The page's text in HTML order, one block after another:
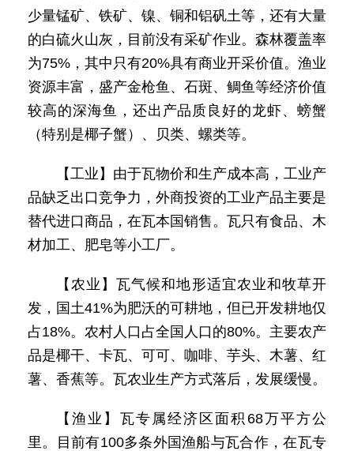
少量锰矿、铁矿、镍、铜和铝矾土等，还有大量
的白硫火山灰，目前没有采矿作业。森林覆盖率
为75%，其中只有20%具有商业开采价值。渔业
资源丰富，盛产金枪鱼、石斑、鲷鱼等经济价值
较高的深海鱼，还出产品质良好的龙虾、螃蟹
（特别是椰子蟹）、贝类、螺类等。
【工业】由于瓦物价和生产成本高，工业产
品缺乏出口竞争力，外商投资的工业产品主要是
替代进口商品，在瓦本国销售。瓦只有食品、木
材加工、肥皂等小工厂。
【农业】瓦气候和地形适宜农业和牧草开
发，国土41%为肥沃的可耕地，但已开发耕地仅
占18%。农村人口占全国人口的80%。主要农产
品是椰干、卡瓦、可可、咖啡、芋头、木薯、红
薯、香蕉等。瓦农业生产方式落后，发展缓慢。
【渔业】瓦专属经济区面积68万平方公
里。目前有100多条外国渔船与瓦合作，在瓦专